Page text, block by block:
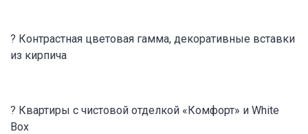
? Контрастная цветовая гамма, декоративные вставки
из кирпича
? Квартиры с чистовой отделкой «Комфорт» и White
Box